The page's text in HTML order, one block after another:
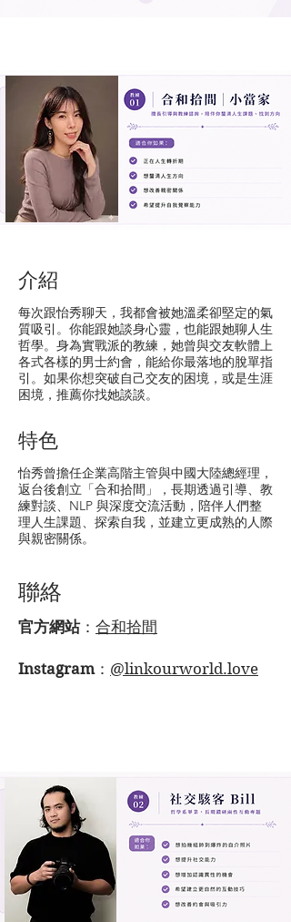
介紹
每次跟怡秀聊天，我都會被她溫柔卻堅定的氣
質吸引。你能跟她談身心靈，也能跟她聊人生
哲學。身為實戰派的教練，她曾與交友軟體上
各式各樣的男士約會，能給你最落地的脫單指
引。如果你想突破自己交友的困境，或是生涯
困境，推薦你找她談談。
特色
怡秀曾擔任企業高階主管與中國大陸總經理，
返台後創立「合和拾間」，長期透過引導、教
練對談、NLP 與深度交流活動，陪伴人們整
理人生課題、探索自我，並建立更成熟的人際
與親密關係。
聯絡
官方網站： 合和拾間
Instagram： @linkourworld.love